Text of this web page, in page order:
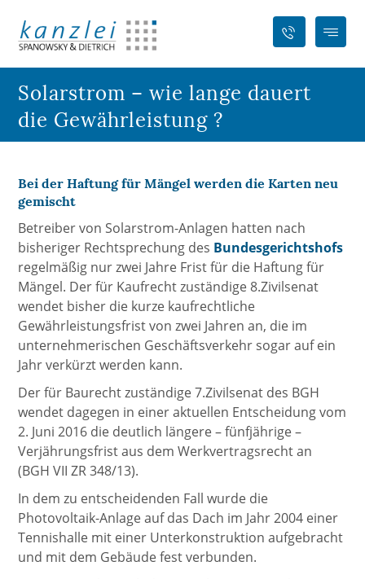
Solarstrom – wie lange dauert
die Gewährleistung ?
Bei der Haftung für Mängel werden die Karten neu
gemischt
Betreiber von Solarstrom-Anlagen hatten nach
bisheriger Rechtsprechung des Bundesgerichtshofs
regelmäßig nur zwei Jahre Frist für die Haftung für
Mängel. Der für Kaufrecht zuständige 8.Zivilsenat
wendet bisher die kurze kaufrechtliche
Gewährleistungsfrist von zwei Jahren an, die im
unternehmerischen Geschäftsverkehr sogar auf ein
Jahr verkürzt werden kann.
Der für Baurecht zuständige 7.Zivilsenat des BGH
wendet dagegen in einer aktuellen Entscheidung vom
2. Juni 2016 die deutlich längere – fünfjährige –
Verjährungsfrist aus dem Werkvertragsrecht an
(BGH VII ZR 348/13).
In dem zu entscheidenden Fall wurde die
Photovoltaik-Anlage auf das Dach im Jahr 2004 einer
Tennishalle mit einer Unterkonstruktion aufgebracht
und mit dem Gebäude fest verbunden.